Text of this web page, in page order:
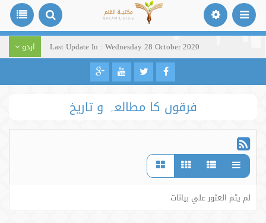
Last Update In : Wednesday 28 October 2020 اردو
فرقوں کا مطالعہ و تاریخ
لم يتم العثور علي بيانات